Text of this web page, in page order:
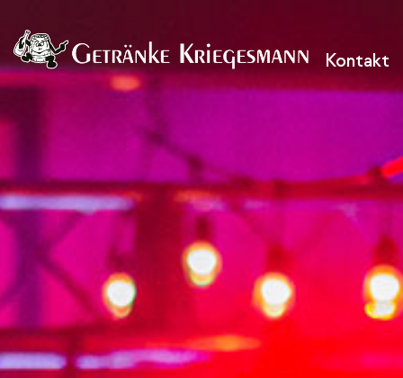
Kontakt